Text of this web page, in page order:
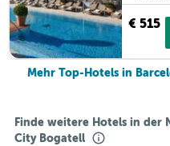
€ 515
Mehr Top-Hotels in
Finde weitere Hotels in der
City Bogatell